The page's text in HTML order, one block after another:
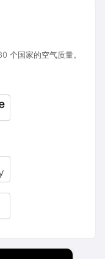
个国家的空气质量。